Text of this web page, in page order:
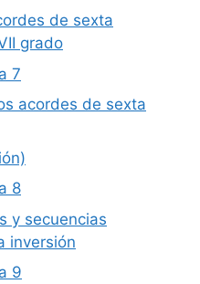
de sexta
grado
7
acordes de sexta
8
y secuencias
inversión
9